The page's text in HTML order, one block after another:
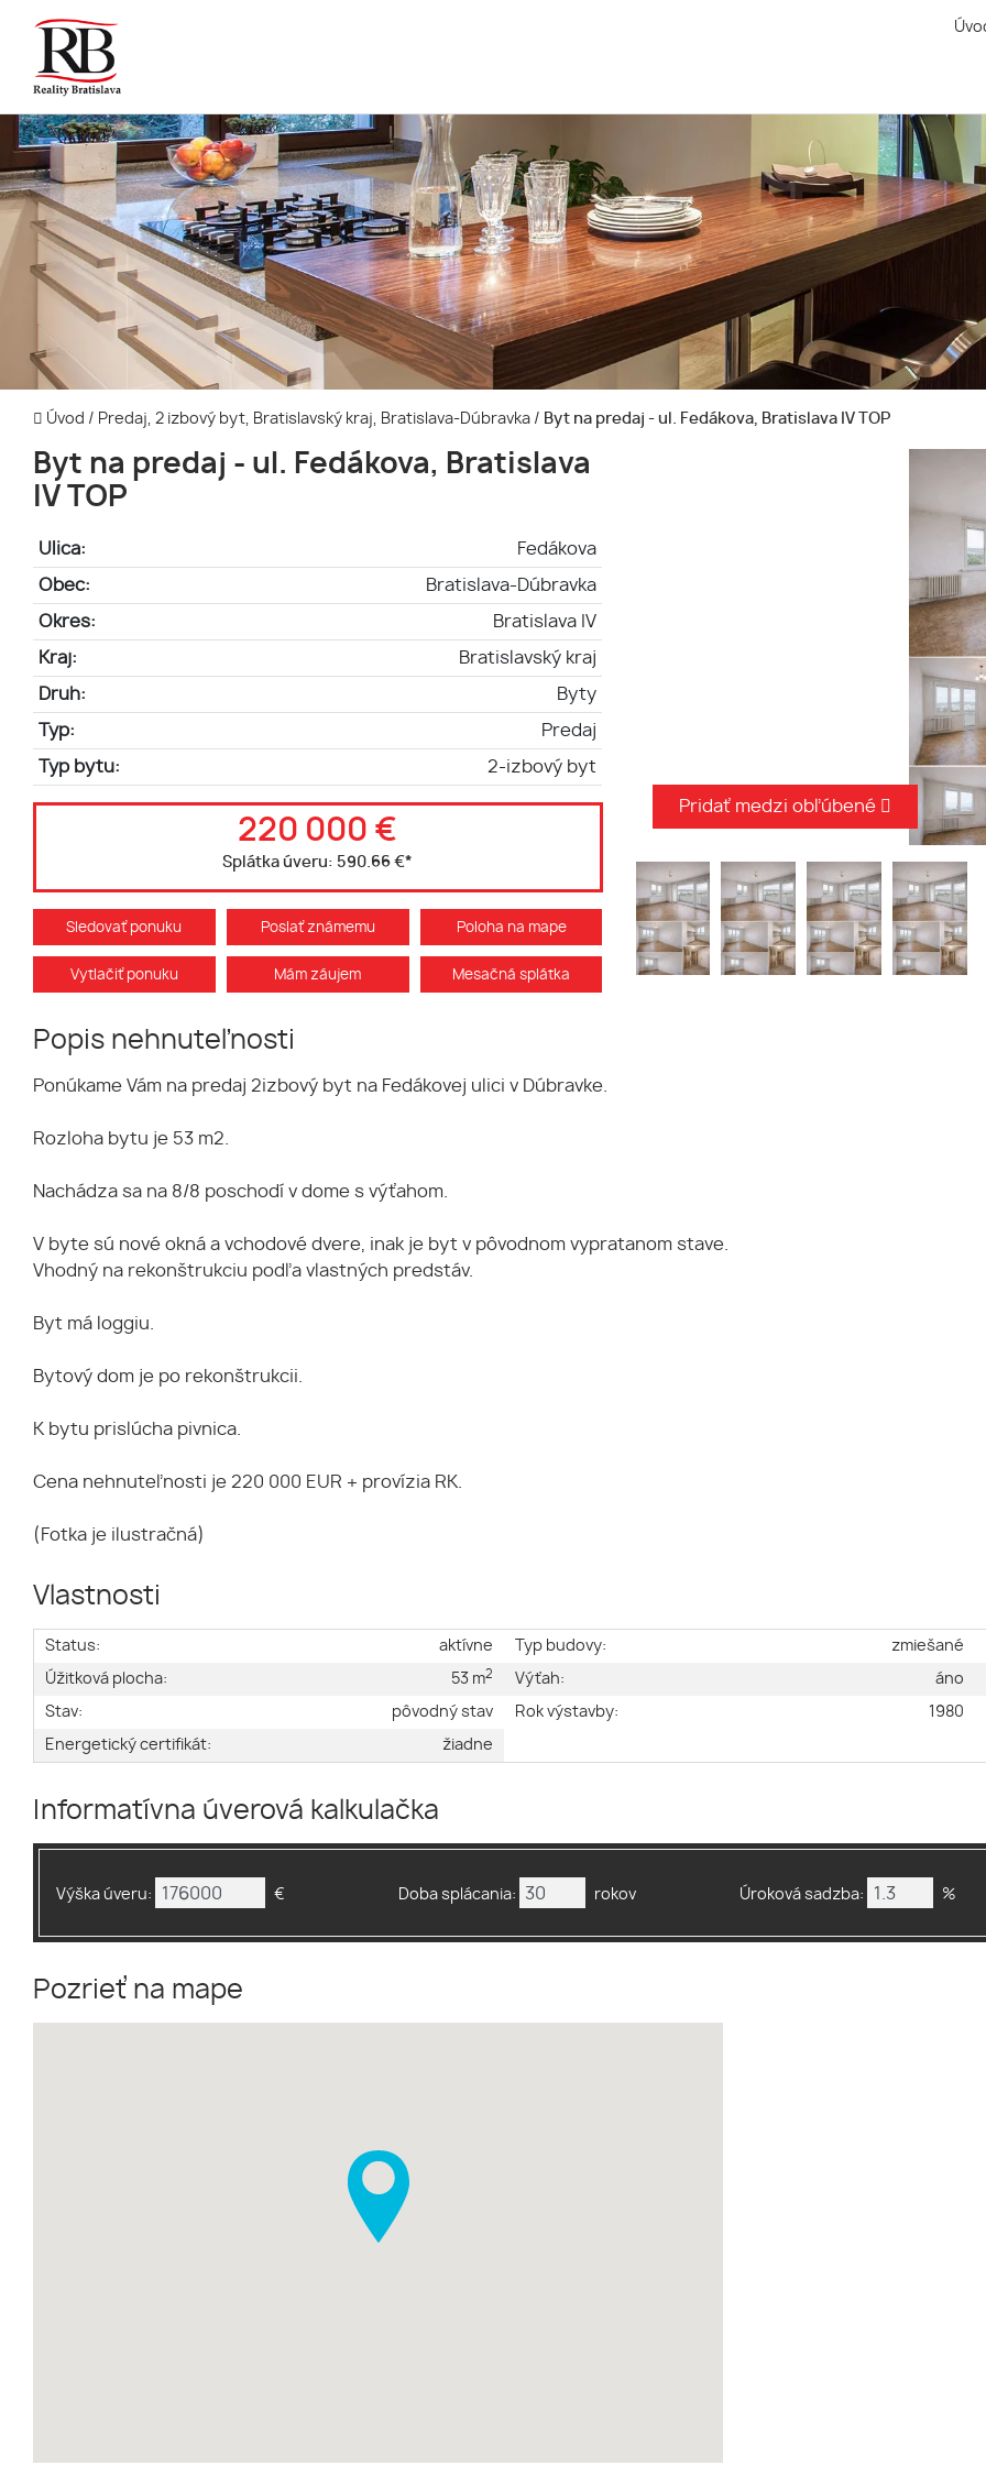
Úvod / Predaj, 2 izbový byt, Bratislavský kraj, Bratislava-Dúbravka / Byt na predaj - ul. Fedákova, Bratislava IV TOP
Byt na predaj - ul. Fedákova, Bratislava
IV TOP
Ulica: Fedákova
Obec: Bratislava-Dúbravka
Okres: Bratislava IV
Kraj: Bratislavský kraj
Druh: Byty
Typ: Predaj
Typ bytu: 2-izbový byt
220 000 €
Splátka úveru: 590.66 €*
Sledovať ponuku Poslať známemu Poloha na mape
Vytlačiť ponuku Mám záujem Mesačná splátka
Pridať medzi obľúbené
Popis nehnuteľnosti
Ponúkame Vám na predaj 2izbový byt na Fedákovej ulici v Dúbravke.
Rozloha bytu je 53 m2.
Nachádza sa na 8/8 poschodí v dome s výťahom.
V byte sú nové okná a vchodové dvere, inak je byt v pôvodnom vypratanom stave.
Vhodný na rekonštrukciu podľa vlastných predstáv.
Byt má loggiu.
Bytový dom je po rekonštrukcii.
K bytu prislúcha pivnica.
Cena nehnuteľnosti je 220 000 EUR + provízia RK.
(Fotka je ilustračná)
Vlastnosti
Status:
aktívne
Úžitková plocha:
53 m2
Stav:
pôvodný stav
Energetický certifikát:
žiadne
Typ budovy:
zmiešané
Výťah:
áno
Rok výstavby:
1980
Informatívna úverová kalkulačka
Výška úveru: € Doba splácania: rokov Úroková sadzba: %
Pozrieť na mape